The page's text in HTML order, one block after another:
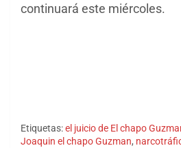
continuará este miércoles.
Etiquetas:el juicio de El chapo
Joaquin el chapo Guzman,